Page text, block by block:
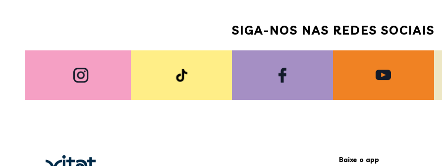
SIGA-NOS NAS REDES SOCIAIS
Baixe o app